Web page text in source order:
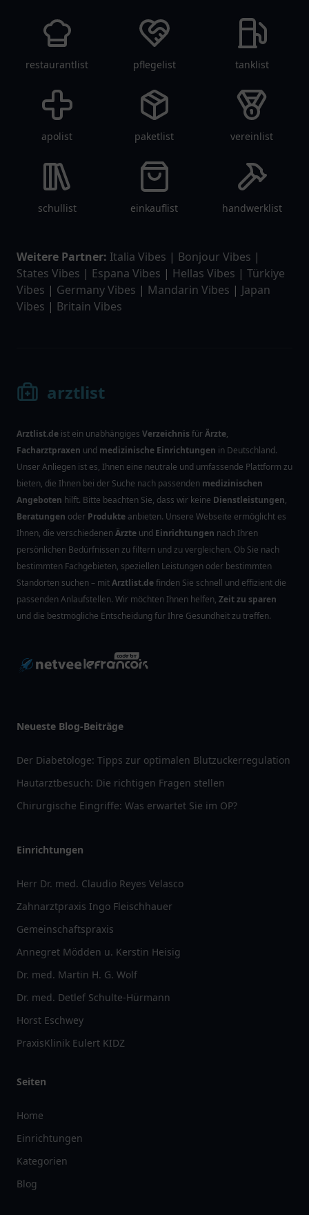
restaurantlist pflegelist tanklist
apolist paketlist vereinlist
schullist einkauflist handwerklist
Weitere Partner: Italia Vibes | Bonjour Vibes |
States Vibes | Espana Vibes | Hellas Vibes | Türkiye
Vibes | Germany Vibes | Mandarin Vibes | Japan
Vibes | Britain Vibes
arztlist
Arztlist.de ist ein unabhängiges VerzeichnisfürÄrzte,
Facharztpraxen und medizinische Einrichtungen in Deutschland.
Unser Anliegen ist es, Ihnen eine neutrale und umfassende Plattform zu
bieten, die Ihnen bei der Suche nach passenden medizinischen
Angeboten hilft. Bitte beachten Sie, dass wir keine Dienstleistungen,
Beratungen oder Produkte anbieten. Unsere Webseite ermöglicht es
Ihnen, die verschiedenenÄrzte und Einrichtungen nach Ihren
persönlichen Bedürfnissen zu filtern und zu vergleichen. Ob Sie nach
bestimmten Fachgebieten, speziellen Leistungen oder bestimmten
Standorten suchen – mitArztlist.definden Sie schnell und effizient die
passenden Anlaufstellen. Wir möchten Ihnen helfen, Zeit zu sparen
und die bestmögliche Entscheidung für Ihre Gesundheit zu treffen.
Neueste Blog-Beiträge
Der Diabetologe: Tipps zur optimalen Blutzuckerregulation
Hautarztbesuch: Die richtigen Fragen stellen
Chirurgische Eingriffe: Was erwartet Sie im OP?
Einrichtungen
Herr Dr. med. Claudio Reyes Velasco
Zahnarztpraxis Ingo Fleischhauer
Gemeinschaftspraxis
Annegret Mödden u. Kerstin Heisig
Dr. med. Martin H. G. Wolf
Dr. med. Detlef Schulte-Hürmann
Horst Eschwey
PraxisKlinik Eulert KIDZ
Seiten
Home
Einrichtungen
Kategorien
Blog